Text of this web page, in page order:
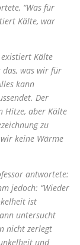
“Was für
Kälte, war
Kälte
das, was wir für
kann
Der
Hitze, aber Kälte
zu
keine Wärme
antwortete:
jedoch: “Wieder
ist
untersucht
nicht zerlegt
und